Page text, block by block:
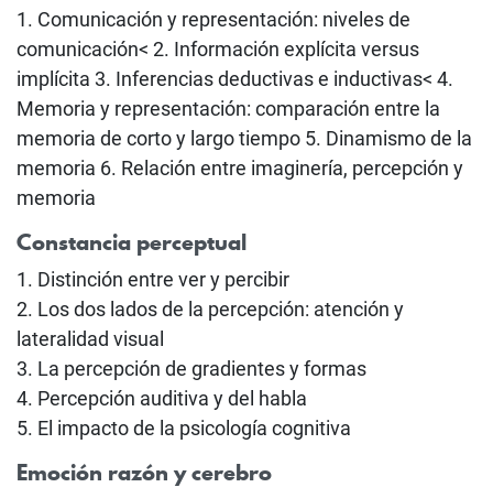
1. Comunicación y representación: niveles de
comunicación< 2. Información explícita versus
implícita 3. Inferencias deductivas e inductivas< 4.
Memoria y representación: comparación entre la
memoria de corto y largo tiempo 5. Dinamismo de la
memoria 6. Relación entre imaginería, percepción y
memoria
Constancia perceptual
1. Distinción entre ver y percibir
2. Los dos lados de la percepción: atención y
lateralidad visual
3. La percepción de gradientes y formas
4. Percepción auditiva y del habla
5. El impacto de la psicología cognitiva
Emoción razón y cerebro